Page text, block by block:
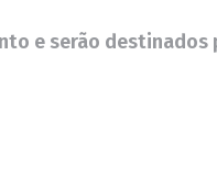
e serão